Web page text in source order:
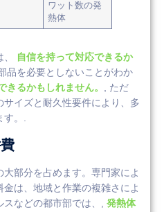
ワット数の発
熱体
自信を持って対応できるか
品を必要としないことがわか
きるかもしれません。 , ただ
サイズと耐久性要件により、多
す。.
部分を占めます。専門家によ
は、地域と作業の複雑さによ
などの都市部では、, 発熱体